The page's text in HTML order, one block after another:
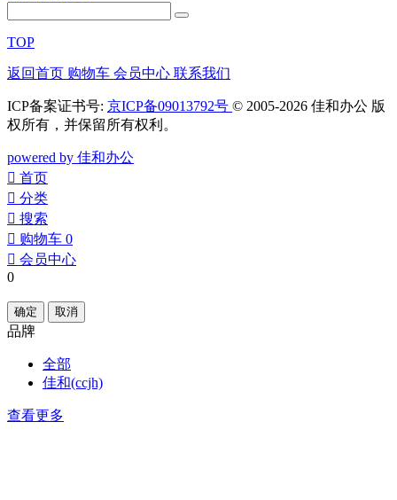
TOP
返回首页 购物车 会员中心 联系我们
ICP备案证书号: 京ICP备09013792号 © 2005-2026 佳和办公 版
权所有，并保留所有权利。
powered by 佳和办公
󰀁 首页
󰀂 分类
󰀃 搜索
󰀄 购物车 0
󰀅 会员中心
0
确定 取消
品牌
全部
佳和(ccjh)
查看更多